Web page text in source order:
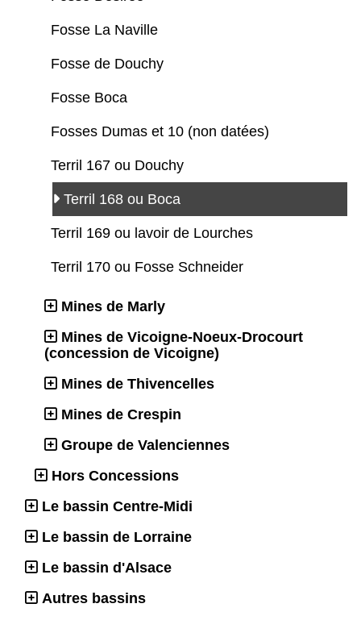
Fosse La Naville
Fosse de Douchy
Fosse Boca
Fosses Dumas et 10 (non datées)
Terril 167 ou Douchy
Terril 168 ou Boca
Terril 169 ou lavoir de Lourches
Terril 170 ou Fosse Schneider
Mines de Marly
Mines de Vicoigne-Noeux-Drocourt
(concession de Vicoigne)
Mines de Thivencelles
Mines de Crespin
Groupe de Valenciennes
Hors Concessions
Le bassin Centre-Midi
Le bassin de Lorraine
Le bassin d'Alsace
Autres bassins